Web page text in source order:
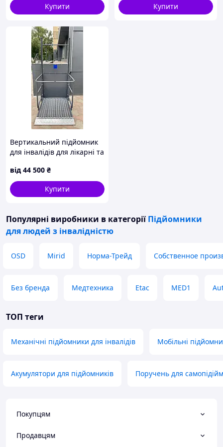
Купити
підйому 100 мм,
максимальна
Купити
Вертикальний підйомник
для інвалідів для лікарні та
від 44 500 ₴
Купити
Популярні виробники в категорії Підйомники
для людей з інвалідністю
ОSD Mirid Норма-Трейд Собственное
Без бренда Медтехника Etac MED1
ТОП теги
Механічні підйомники для інвалідів Мобільні
Акумулятори для підйомників Поручень для
Покупцям
Продавцям